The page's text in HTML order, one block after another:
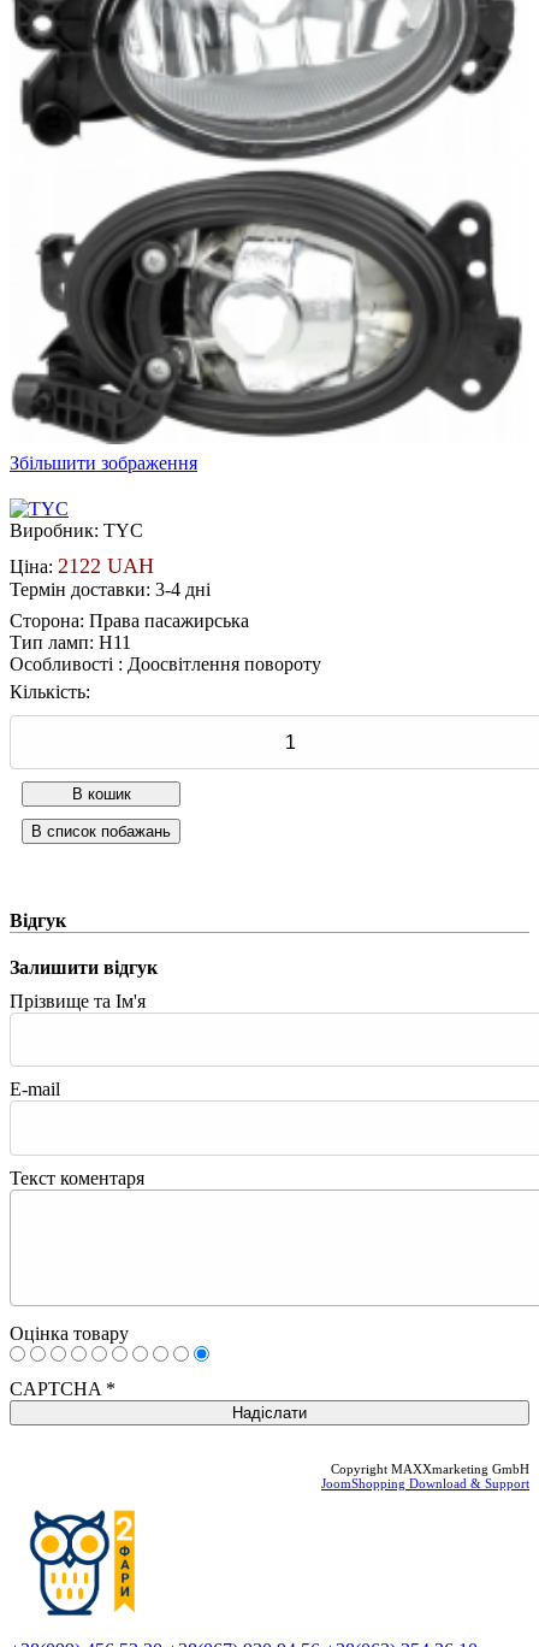
Збільшити зображення
Виробник: TYC
Ціна: 2122 UAH
Термін доставки: 3-4 дні
Сторона: Права пасажирська
Тип ламп: H11
Особливості : Доосвітлення повороту
Кількість:
Відгук
Залишити відгук
Прізвище та Ім'я
E-mail
Текст коментаря
Оцінка товару
CAPTCHA *
Copyright MAXXmarketing GmbH
JoomShopping Download & Support